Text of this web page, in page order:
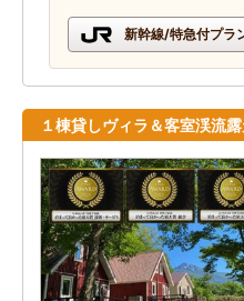
新幹線/特急付プラ
１棟貸しヴィラ＆客室渓流